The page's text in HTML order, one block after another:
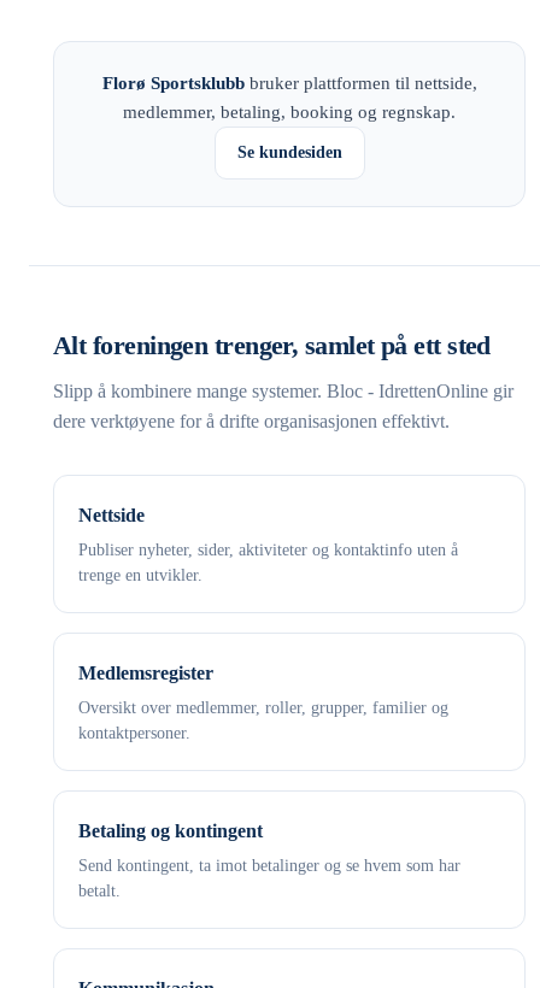
Florø Sportsklubbbruker plattformen til nettside,
medlemmer, betaling, booking og regnskap.
Se kundesiden
Alt foreningen trenger, samlet på ett sted
Slipp å kombinere mange systemer. Bloc - IdrettenOnline gir
dere verktøyene for å drifte organisasjonen effektivt.
Nettside
Publiser nyheter, sider, aktiviteter og kontaktinfo uten å
trenge en utvikler.
Medlemsregister
Oversikt over medlemmer, roller, grupper, familier og
kontaktpersoner.
Betaling og kontingent
Send kontingent, ta imot betalinger og se hvem som har
betalt.